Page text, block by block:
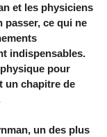
et les physiciens
passer, ce qui ne
indispensables.
pour
un chapitre de
un des plus